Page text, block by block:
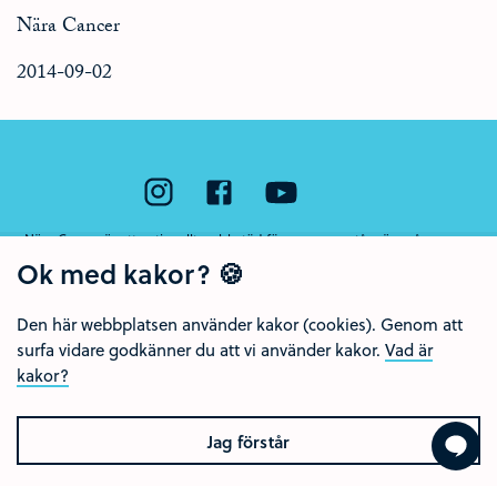
Nära Cancer
2014-09-02
Ok med kakor? 🍪
Den här webbplatsen använder kakor (cookies). Genom att
surfa vidare godkänner du att vi använder kakor. Vad är
kakor?
Jag förstår
Nära Cancer är ett nationellt webbstöd för unga som står nära någon som
Örebro län och Regionalt cancercentrum Uppsala- Örebro.